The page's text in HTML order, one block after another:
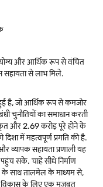
योग्य और आर्थिक रूप से वंचित
सहायता से लाभ मिले.
हुई है, जो आर्थिक रूप से कमजोर
चुनौतियों का समाधान करती
और 2.69 करोड़ पूरे होने के
में महत्वपूर्ण प्रगति की है.
और व्यापक सहायता प्रणाली यह
सके. चाहे सीधे निर्माण
के साथ तालमेल के माध्यम से,
विकास के लिए एक मजबूत